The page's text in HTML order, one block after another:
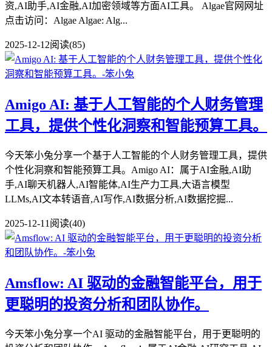
资,AI助手,AI金融,AI加密领域等方面AI工具。 Algae官网网址
点击访问：Algae Algae: Alg...
2025-12-12阅读(85)
Amigo AI: 基于人工智能的个人财务管理
工具，提供个性化洞察和智能预算工具。
今天笨小兔分享一个基于人工智能的个人财务管理工具，提供
个性化洞察和智能预算工具。Amigo AI：属于AI金融,AI助
手,AI聊天机器人,AI智能体,AI生产力工具,大语言模型
LLMs,AI文本转语音,AI写作,AI数据分析,AI数据挖掘...
2025-12-11 阅读(40)
Amsflow: AI 驱动的金融智能平台，用于
更聪明的投资分析和团队协作。
今天笨小兔分享一个AI 驱动的金融智能平台，用于更聪明的